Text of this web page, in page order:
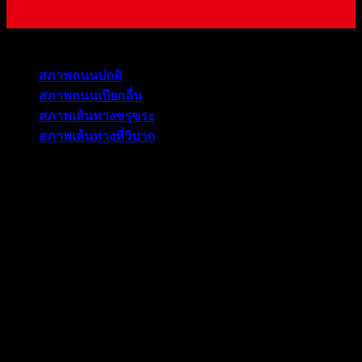
สภาพถนนปกติ
สภาพถนนเปียกลื่น
สภาพเส้นทางขรุขระ
สภาพเส้นทางที่วิบาก